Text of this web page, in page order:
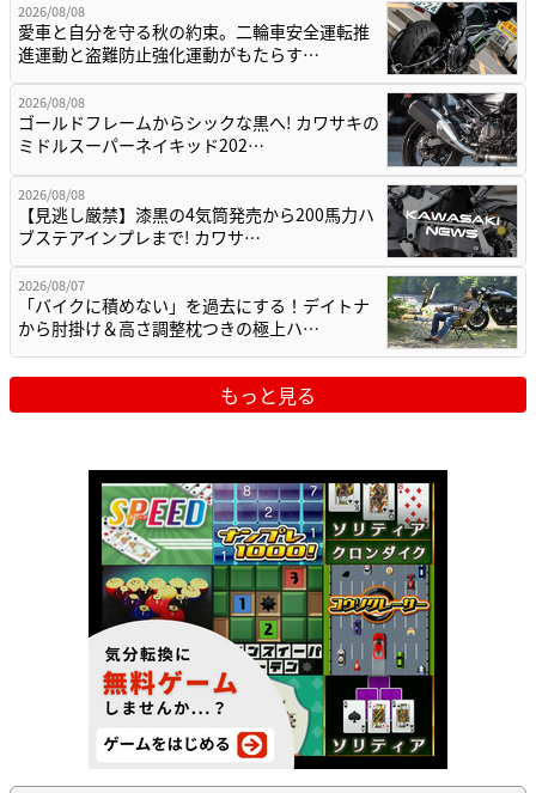
2026/08/08
愛車と自分を守る秋の約束。二輪車安全運転推
進運動と盗難防止強化運動がもたらす…
2026/08/08
ゴールドフレームからシックな黒へ! カワサキの
ミドルスーパーネイキッド202…
2026/08/08
【見逃し厳禁】漆黒の4気筒発売から200馬力ハ
ブステアインプレまで! カワサ…
2026/08/07
「バイクに積めない」を過去にする！デイトナ
から肘掛け＆高さ調整枕つきの極上ハ…
もっと見る